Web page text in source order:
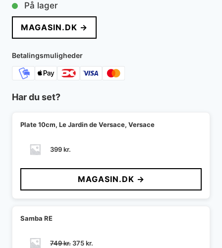
På lager
MAGASIN.DK →
Betalingsmuligheder
Har du set?
Plate 10cm, Le Jardin de Versace, Versace
399kr.
MAGASIN.DK →
Samba RE
749kr. Den
375kr.